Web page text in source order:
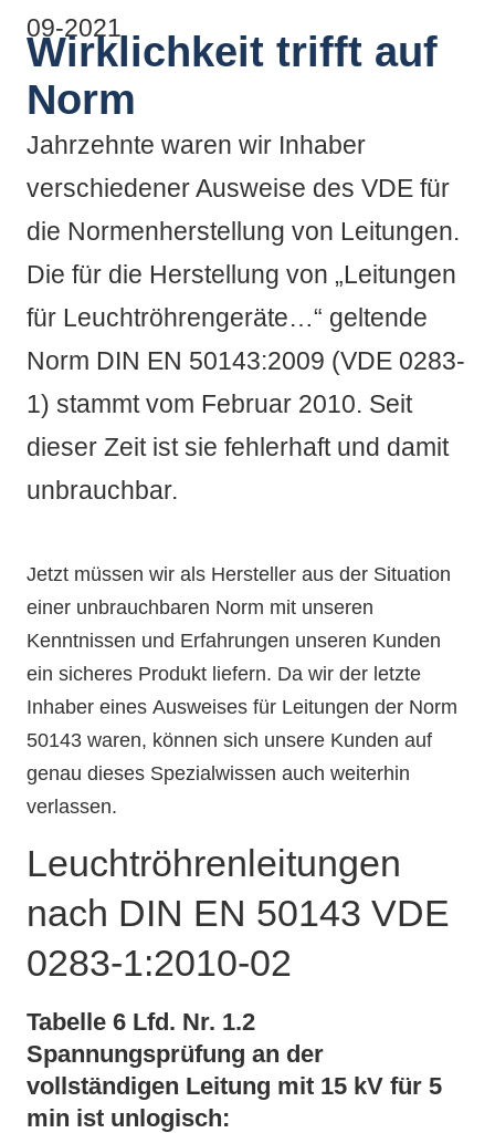
09-2021
Wirklichkeit trifft auf
Norm
Jahrzehnte waren wir Inhaber
verschiedener Ausweise des VDE für
die Normenherstellung von Leitungen.
Die für die Herstellung von „Leitungen
für Leuchtröhrengeräte…“ geltende
Norm DIN EN 50143:2009 (VDE 0283-
1) stammt vom Februar 2010. Seit
dieser Zeit ist sie fehlerhaft und damit
unbrauchbar.
Jetzt müssen wir als Hersteller aus der Situation
einer unbrauchbaren Norm mit unseren
Kenntnissen und Erfahrungen unseren Kunden
ein sicheres Produkt liefern. Da wir der letzte
Inhaber eines Ausweises für Leitungen der Norm
50143 waren, können sich unsere Kunden auf
genau dieses Spezialwissen auch weiterhin
verlassen.
Leuchtröhrenleitungen
nach DIN EN 50143 VDE
0283-1:2010-02
Tabelle 6 Lfd. Nr. 1.2
Spannungsprüfung an der
vollständigen Leitung mit 15 kV für 5
min ist unlogisch: